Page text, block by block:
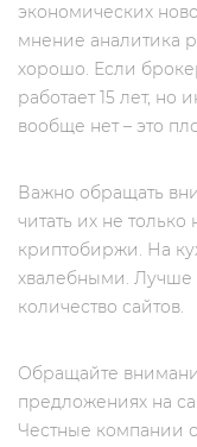
экономических
мнение аналитика
хорошо. Если
работает 15 лет,
вообще нет – это
Важно обращать
читать их не
криптобиржи. На
хвалебными. Лучше
количество сайтов.
Обращайте
предложениях на
Честные компании